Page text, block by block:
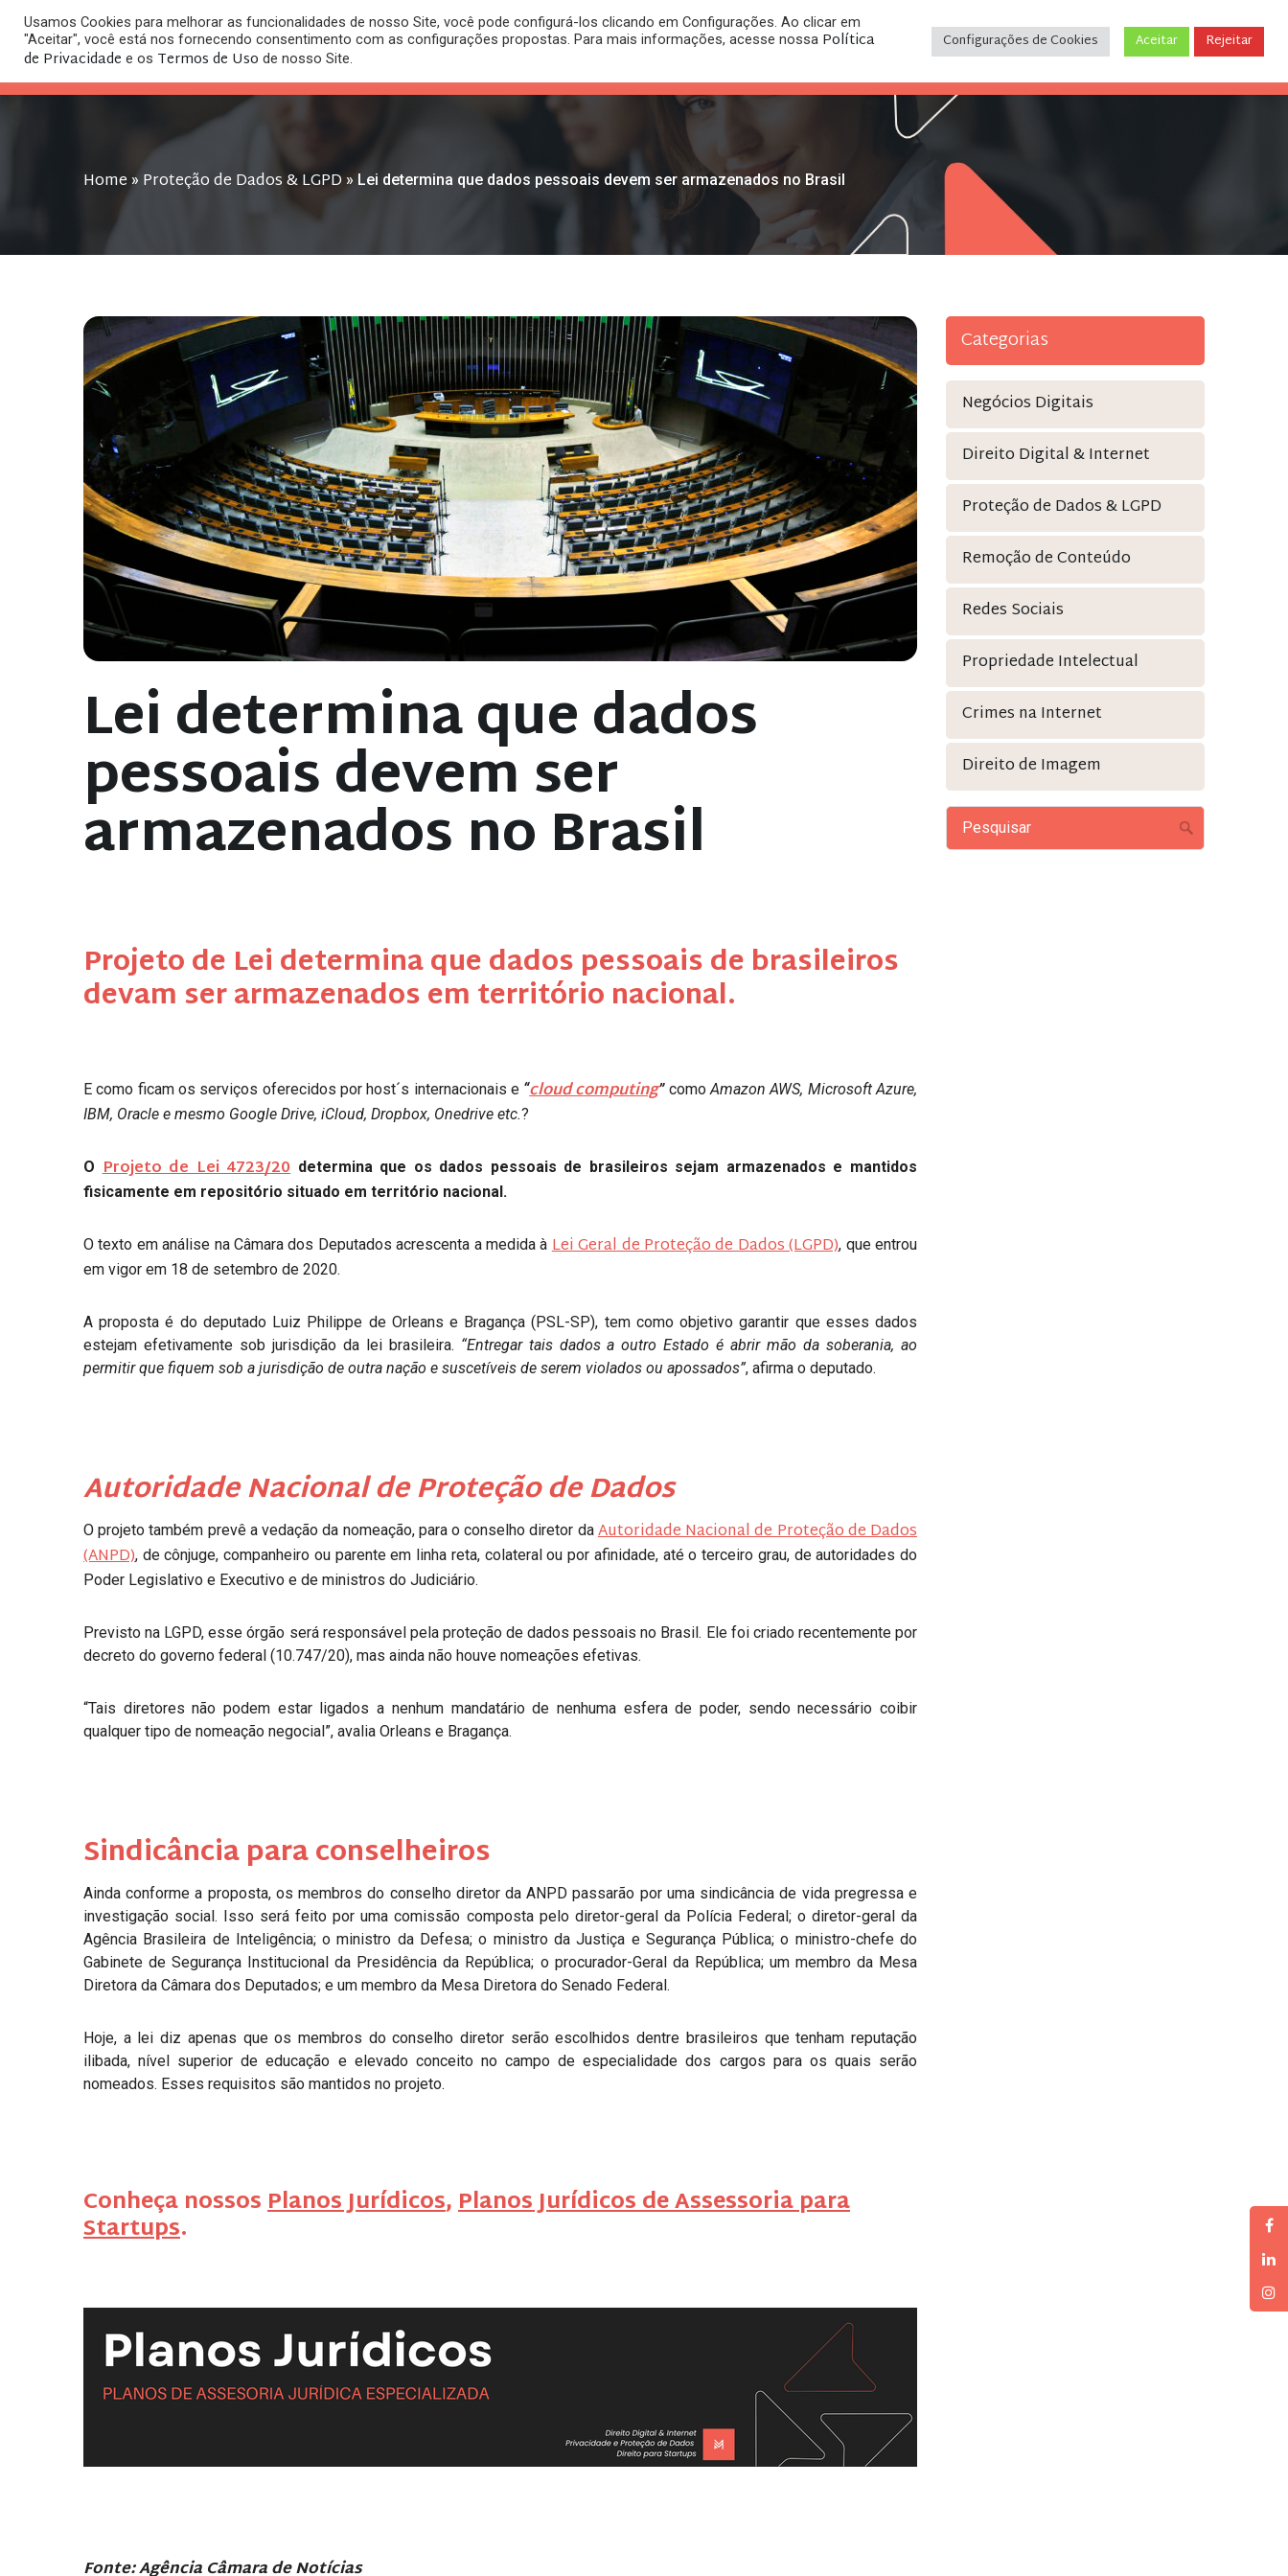
HOME O PLANO REGISTRO DE PUBLICAÇÕES CONTATO (31) 3243-9035
Home » Proteção de Dados & LGPD » Lei determina que dados pessoais devem ser armazenados no Brasil
Lei determina que dados
pessoais devem ser
armazenados no Brasil
Projeto de Lei determina que dados pessoais de brasileiros
devam ser armazenados em território nacional.
E como ficam os serviços oferecidos por host´s internacionais e “cloud computing” comoAmazon AWS, Microsoft Azure,
IBM, Oracle e mesmo Google Drive, iCloud, Dropbox, Onedrive etc.?
O Projeto de Lei 4723/20 determina que os dados pessoais de brasileiros sejam armazenados e mantidos
fisicamente em repositório situado em território nacional.
O texto em análise na Câmara dos Deputados acrescenta a medida à Lei Geral de Proteção de Dados (LGPD), que entrou
em vigor em 18 de setembro de 2020.
A proposta é do deputado Luiz Philippe de Orleans e Bragança (PSL-SP), tem como objetivo garantir que esses dados
estejam efetivamente sob jurisdição da lei brasileira. “Entregar tais dados a outro Estado é abrir mão da soberania, ao
permitir que fiquem sob a jurisdição de outra nação e suscetíveis de serem violados ou apossados”, afirma o deputado.
Autoridade Nacional de Proteção de Dados
O projeto também prevê a vedação da nomeação, para o conselho diretor da Autoridade Nacional de Proteção de Dados
(ANPD), de cônjuge, companheiro ou parente em linha reta, colateral ou por afinidade, até o terceiro grau, de autoridades do
Poder Legislativo e Executivo e de ministros do Judiciário.
Previsto na LGPD, esse órgão será responsável pela proteção de dados pessoais no Brasil. Ele foi criado recentemente por
decreto do governo federal (10.747/20), mas ainda não houve nomeações efetivas.
“Tais diretores não podem estar ligados a nenhum mandatário de nenhuma esfera de poder, sendo necessário coibir
qualquer tipo de nomeação negocial”, avalia Orleans e Bragança.
Sindicância para conselheiros
Ainda conforme a proposta, os membros do conselho diretor da ANPD passarão por uma sindicância de vida pregressa e
investigação social. Isso será feito por uma comissão composta pelo diretor-geral da Polícia Federal; o diretor-geral da
Agência Brasileira de Inteligência; o ministro da Defesa; o ministro da Justiça e Segurança Pública; o ministro-chefe do
Gabinete de Segurança Institucional da Presidência da República; o procurador-Geral da República; um membro da Mesa
Diretora da Câmara dos Deputados; e um membro da Mesa Diretora do Senado Federal.
Hoje, a lei diz apenas que os membros do conselho diretor serão escolhidos dentre brasileiros que tenham reputação
ilibada, nível superior de educação e elevado conceito no campo de especialidade dos cargos para os quais serão
nomeados. Esses requisitos são mantidos no projeto.
Conheça nossosPlanos Jurídicos,Planos Jurídicos de Assessoria para
Startups.
Fonte: Agência Câmara de Notícias
Categorias
Negócios Digitais
Direito Digital & Internet
Proteção de Dados & LGPD
Remoção de Conteúdo
Redes Sociais
Propriedade Intelectual
Crimes na Internet
Direito de Imagem
Usamos Cookies para melhorar as funcionalidades de nosso Site, você pode configurá-los clicando em Configurações. Ao clicar em
"Aceitar", você está nos fornecendo consentimento com as configurações propostas. Para mais informações, acesse nossa Política
de Privacidade e os Termos de Uso de nosso Site.
Configurações de Cookies Aceitar Rejeitar